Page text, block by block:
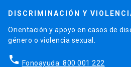
DISCRIMINACIÓN Y
Orientación y apoyo en casos de
género o violencia sexual.
phone Fonoayuda: 800 001 222